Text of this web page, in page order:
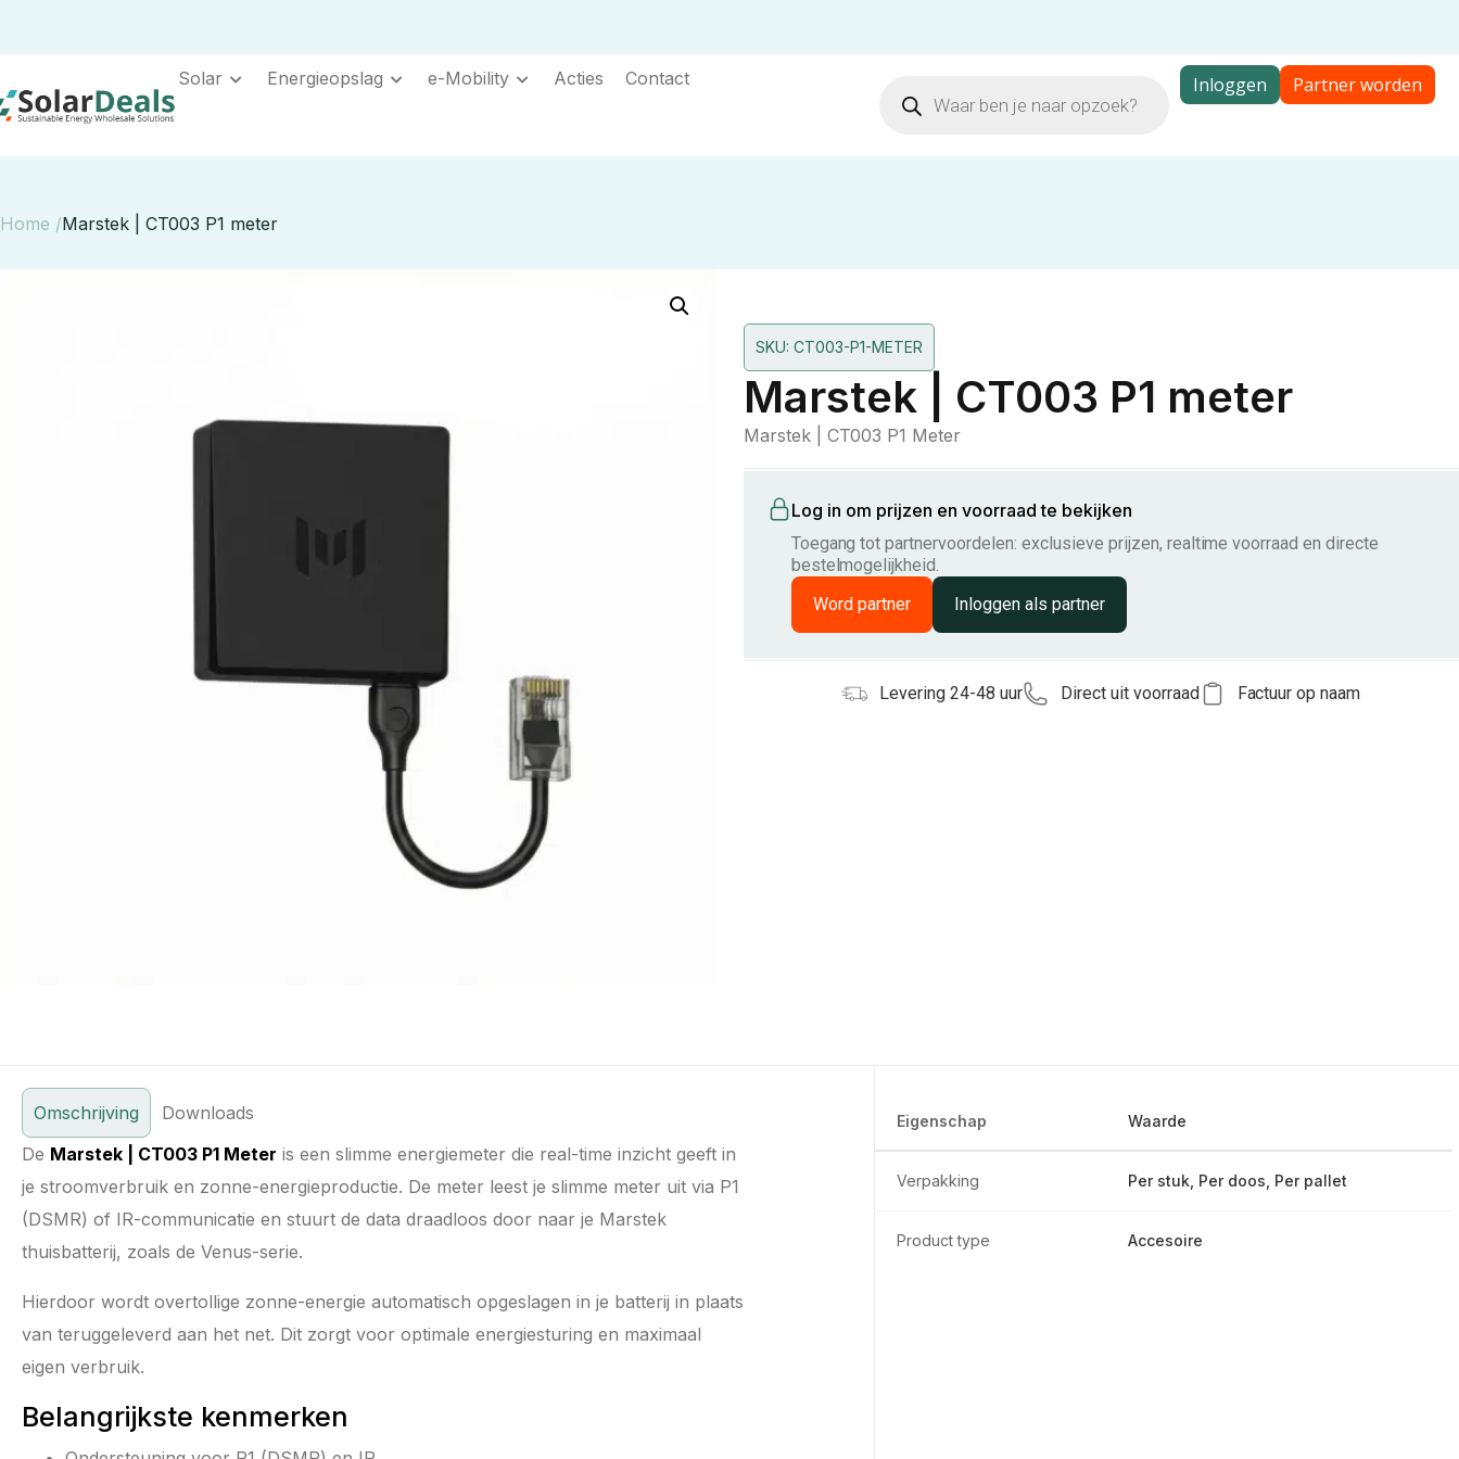
Solar Energieopslag e-Mobility Acties Contact Inloggen Partner worden
Home /Marstek | CT003 P1 meter
SKU: CT003-P1-METER
Marstek | CT003 P1 meter
Marstek | CT003 P1 Meter
Log in om prijzen en voorraad te bekijken
Toegang tot partnervoordelen: exclusieve prijzen, realtime voorraad en directe
bestelmogelijkheid.
Word partner
Inloggen als partner
Levering 24-48 uur Direct uit voorraad Factuur op naam
Omschrijving
Downloads
De Marstek | CT003 P1 Meter is een slimme energiemeter die real-time inzicht geeft in
je stroomverbruik en zonne-energieproductie. De meter leest je slimme meter uit via P1
(DSMR) of IR-communicatie en stuurt de data draadloos door naar je Marstek
thuisbatterij, zoals de Venus-serie.
Hierdoor wordt overtollige zonne-energie automatisch opgeslagen in je batterij in plaats
van teruggeleverd aan het net. Dit zorgt voor optimale energiesturing en maximaal
eigen verbruik.
Belangrijkste kenmerken
Eigenschap Waarde
Verpakking Per stuk, Per doos, Per pallet
Product type Accesoire